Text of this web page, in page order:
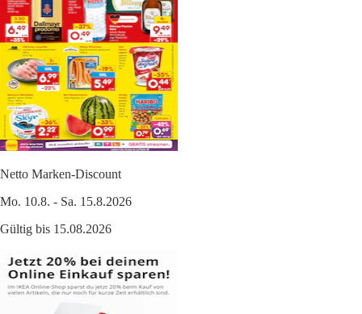
Netto Marken-Discount
Mo. 10.8. - Sa. 15.8.2026
Gültig bis 15.08.2026